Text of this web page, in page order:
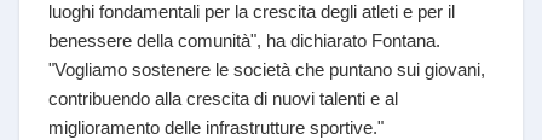
luoghi fondamentali per la crescita degli atleti e per il
benessere della comunità", ha dichiarato Fontana.
"Vogliamo sostenere le società che puntano sui giovani,
contribuendo alla crescita di nuovi talenti e al
miglioramento delle infrastrutture sportive."